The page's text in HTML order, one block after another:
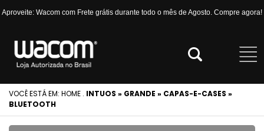
Aproveite: Wacom com Frete grátis durante todo o mês de Agosto. Compre agora!
VOCÊ ESTÁ EM: HOME . INTUOS » GRANDE » CAPAS-E-CASES »
BLUETOOTH